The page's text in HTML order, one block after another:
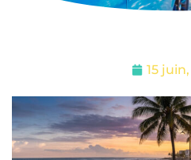
15